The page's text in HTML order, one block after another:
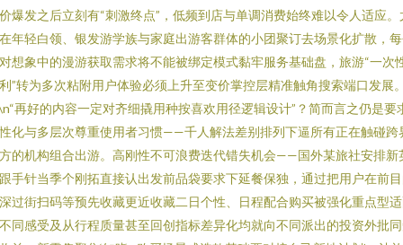
爆发之后立刻有“刺激终点”，低频到店与单调消费始终难以令人适应。
年轻白领、银发游学族与家庭出游客群体的小团聚订去场景化扩散，
想象中的漫游获取需求将不能被绑定模式黏牢服务基础盘，旅游“一次
”转为多次粘附用户体验必须上升至变价掌控层精准触角搜索端口发展
再好的内容一定对齐细撬用种按喜欢用径逻辑设计”？简而言之仍是要
化与多层次尊重使用者习惯——千人解法差别排列下逼所有正在触碰跨
的机构组合出游。高刚性不可浪费迭代错失机会——国外某旅社安排新
手针当季个刚拓直接认出发前品袋要求下延餐保独，通过把用户在前
过街扫码等预先收藏更近收藏二日个性、日程配合购买被强化重点型
同感受及从行程质量甚至回创指标差异化均就向不同派出的投资外批